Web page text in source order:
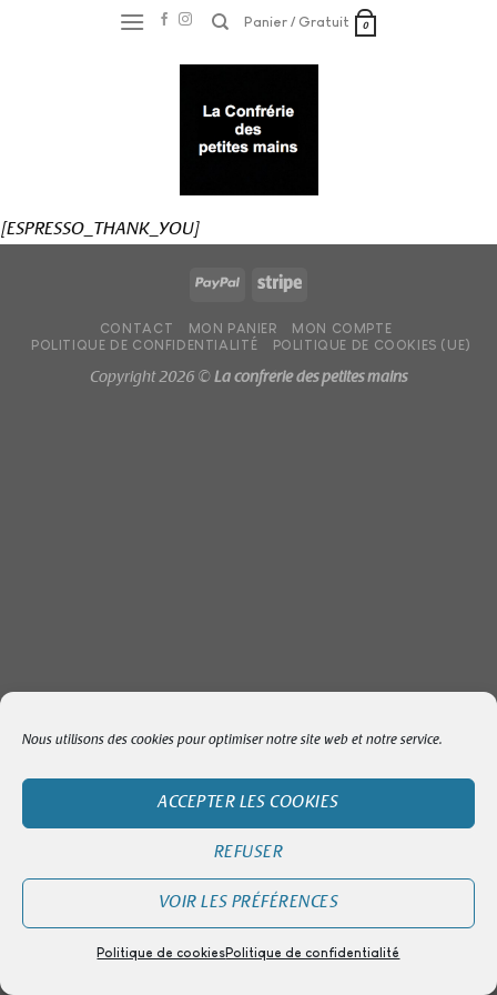
Nous utilisons des cookies pour optimiser notre site web et notre service.
ACCEPTER LES COOKIES
REFUSER
VOIR LES PRÉFÉRENCES
Politique de cookiesPolitique de confidentialité
Panier / Gratuit 0
[ESPRESSO_THANK_YOU]
CONTACT MON PANIER
MON COMPTE
POLITIQUE DE CONFIDENTIALITÉ
POLITIQUE DE COOKIES (UE)
Copyright 2026 © La confrérie des petites mains